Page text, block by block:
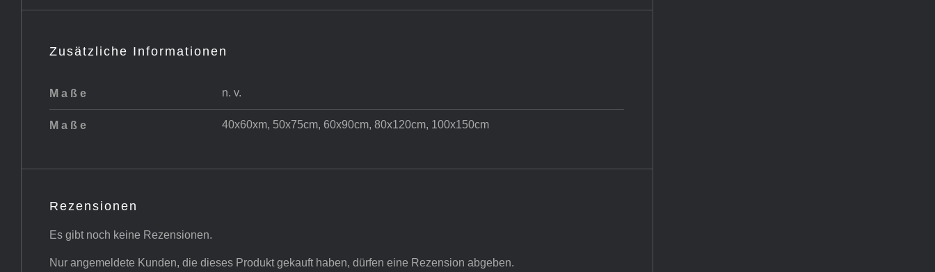
Zusätzliche Informationen
Maße n. v.
Maße 40x60xm, 50x75cm, 60x90cm, 80x120cm, 100x150cm
Rezensionen
Es gibt noch keine Rezensionen.
Nur angemeldete Kunden, die dieses Produkt gekauft haben, dürfen eine Rezension abgeben.